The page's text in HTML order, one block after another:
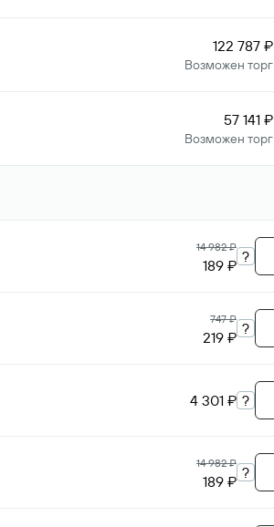
122 787 ₽
Возможен торг
57 141 ₽
Возможен торг
14 982 ₽
189 ₽ ?
747 ₽
219 ₽ ?
4 301 ₽ ?
14 982 ₽
189 ₽ ?